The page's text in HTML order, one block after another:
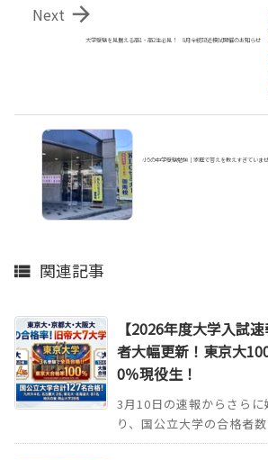
大学受験を見据える高1・高2生必見！ 8月全統記述模試開催のお知らせ

Next
小5の中学受験勉強｜家庭で答えを教えすぎていま
 関連記事
【2026年度大学入試
者大幅更新！東京大
0％現役生！
3月10日の速報からさら
り、国公立大学の合格者